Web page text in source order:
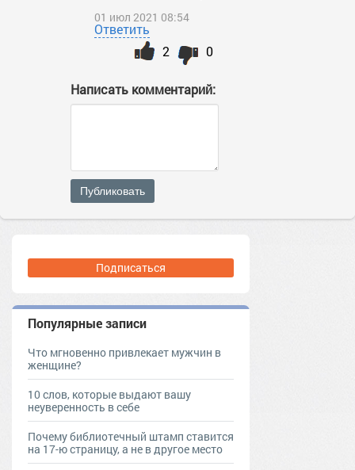
01 июл 2021 08:54
Ответить
0
2
Написать комментарий:
Публиковать
Подписаться
Популярные записи
Что мгновенно привлекает мужчин в
женщине?
10 слов, которые выдают вашу
неуверенность в себе
Почему библиотечный штамп ставится
на 17-ю страницу, а не в другое место